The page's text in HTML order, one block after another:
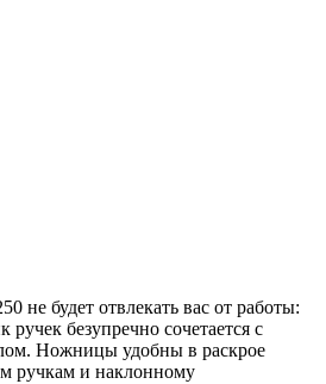
не будет отвлекать вас от работы:
безупречно сочетается с
Ножницы удобны в раскрое
ручкам и наклонному